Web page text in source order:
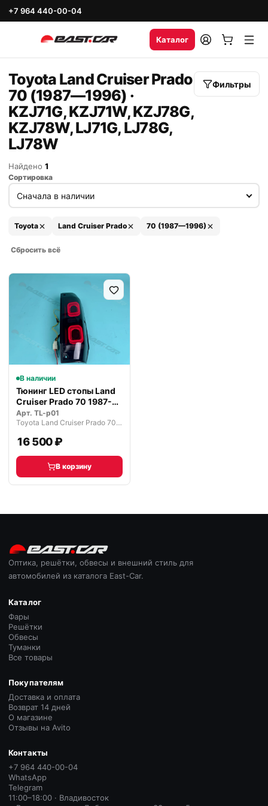
+7 964 440-00-04
Каталог
Toyota Land Cruiser Prado
70 (1987—1996) ·
KZJ71G, KZJ71W, KZJ78G,
KZJ78W, LJ71G, LJ78G,
LJ78W
Фильтры
Найдено 1
Сортировка
Toyota Land Cruiser Prado 70 (1987—1996)
Сбросить всё
В наличии
Тюнинг LED стопы Land
Cruiser Prado 70 1987-
1996…
Арт. TL-p01
Toyota Land Cruiser Prado 70 (1987—1996)
16 500 ₽
В корзину
Оптика, решётки, обвесы и внешний стиль для
автомобилей из каталога East-Car.
Каталог
Фары
Решётки
Обвесы
Туманки
Все товары
Покупателям
Доставка и оплата
Возврат 14 дней
О магазине
Отзывы на Avito
Контакты
+7 964 440-00-04
WhatsApp
Telegram
11:00–18:00 · Владивосток